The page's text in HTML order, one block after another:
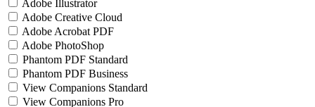
Adobe Illustrator
Adobe Creative Cloud
Adobe Acrobat PDF
Adobe PhotoShop
Phantom PDF Standard
Phantom PDF Business
View Companions Standard
View Companions Pro